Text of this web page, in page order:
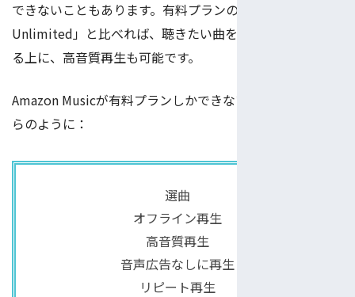
できないこともあります。有料プランの「Amazon Music
Unlimited」と比べれば、聴きたい曲をより自由に選択す
る上に、高音質再生も可能です。
Amazon Musicが有料プランしかできないことは、これか
らのように：
選曲
オフライン再生
高音質再生
音声広告なしに再生
リピート再生